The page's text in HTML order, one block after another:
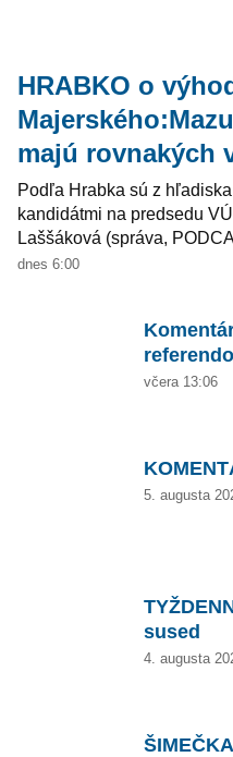
HRABKO o
majú rovnakých
Podľa Hrabka sú z
kandidátmi na predsedu
Laššáková (správa,
dnes 6:00
včera 13:06
5. augusta
sused
4. augusta